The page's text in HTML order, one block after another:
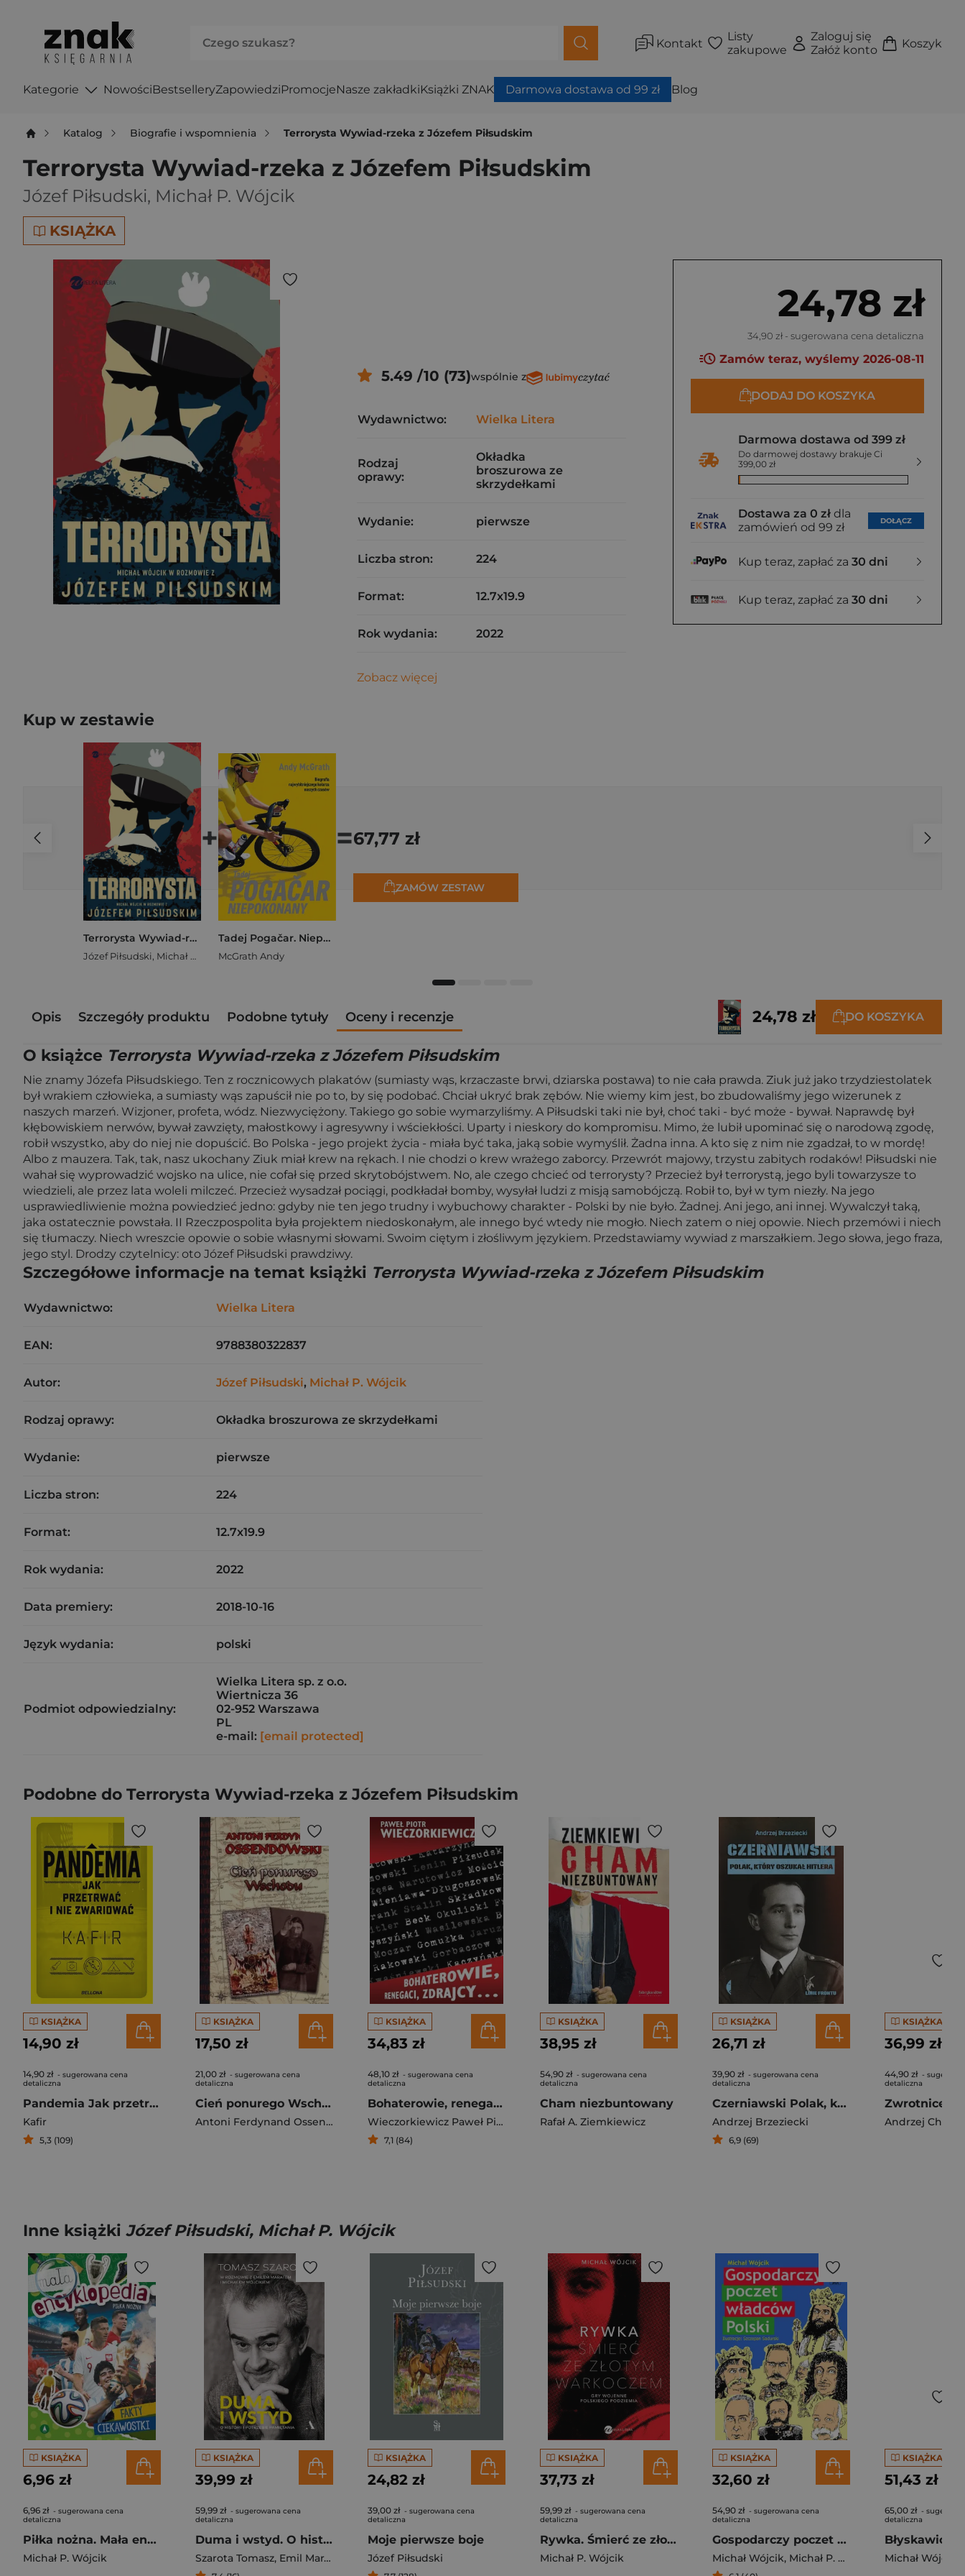
Kontakt
Listy
zakupowe
Zaloguj się
Załóż konto
Koszyk
Kategorie NowościBestselleryZapowiedziPromocjeNasze zakładkiKsiążki ZNAK Darmowa dostawa od 99 zł Blog
Katalog Biografie i wspomnienia Terrorysta Wywiad-rzeka z Józefem Piłsudskim
Terrorysta Wywiad-rzeka z Józefem Piłsudskim
Józef Piłsudski, Michał P. Wójcik
KSIĄŻKA
24,78 zł
34,90 zł - sugerowana cena detaliczna
Zamów teraz, wyślemy 2026-08-11
DODAJ DO KOSZYKA
Darmowa dostawa od 399 zł
Do darmowej dostawy brakuje Ci
399,00 zł
Dostawa za 0 zł dla
zamówień od 99 zł
DOŁĄCZ
Kup teraz, zapłać za 30 dni
Kup teraz, zapłać za 30 dni
5.49 /10 (73)wspólnie z
Wydawnictwo: Wielka Litera
Rodzaj
oprawy:
Okładka
broszurowa ze
skrzydełkami
Wydanie: pierwsze
Liczba stron: 224
Format: 12.7x19.9
Rok wydania: 2022
Zobacz więcej
Kup w zestawie
Terrorysta Wywiad-rzeka z Józefem Piłsudskim
Józef Piłsudski, Michał P. Wójcik
+
Tadej Pogačar. Niepokonany
McGrath Andy
=67,77 zł
ZAMÓW ZESTAW
Opis Szczegóły produktu Podobne tytuły Oceny i recenzje 24,78 zł DO KOSZYKA
O książce Terrorysta Wywiad-rzeka z Józefem Piłsudskim
Nie znamy Józefa Piłsudskiego. Ten z rocznicowych plakatów (sumiasty wąs, krzaczaste brwi, dziarska postawa) to nie cała prawda. Ziuk już jako trzydziestolatek
był wrakiem człowieka, a sumiasty wąs zapuścił nie po to, by się podobać. Chciał ukryć brak zębów. Nie wiemy kim jest, bo zbudowaliśmy jego wizerunek z
naszych marzeń. Wizjoner, profeta, wódz. Niezwyciężony. Takiego go sobie wymarzyliśmy. A Piłsudski taki nie był, choć taki - być może - bywał. Naprawdę był
kłębowiskiem nerwów, bywał zawzięty, małostkowy i agresywny i wściekłości. Uparty i nieskory do kompromisu. Mimo, że lubił upominać się o narodową zgodę,
robił wszystko, aby do niej nie dopuścić. Bo Polska - jego projekt życia - miała być taka, jaką sobie wymyślił. Żadna inna. A kto się z nim nie zgadzał, to w mordę!
Albo z mauzera. Tak, tak, nasz ukochany Ziuk miał krew na rękach. I nie chodzi o krew wrażego zaborcy. Przewrót majowy, trzystu zabitych rodaków! Piłsudski nie
wahał się wyprowadzić wojsko na ulice, nie cofał się przed skrytobójstwem. No, ale czego chcieć od terrorysty? Przecież był terrorystą, jego byli towarzysze to
wiedzieli, ale przez lata woleli milczeć. Przecież wysadzał pociągi, podkładał bomby, wysyłał ludzi z misją samobójczą. Robił to, był w tym niezły. Na jego
usprawiedliwienie można powiedzieć jedno: gdyby nie ten jego trudny i wybuchowy charakter - Polski by nie było. Żadnej. Ani jego, ani innej. Wywalczył taką,
jaka ostatecznie powstała. II Rzeczpospolita była projektem niedoskonałym, ale innego być wtedy nie mogło. Niech zatem o niej opowie. Niech przemówi i niech
się tłumaczy. Niech wreszcie opowie o sobie własnymi słowami. Swoim ciętym i złośliwym językiem. Przedstawiamy wywiad z marszałkiem. Jego słowa, jego fraza,
jego styl. Drodzy czytelnicy: oto Józef Piłsudski prawdziwy.
Szczegółowe informacje na temat książki Terrorysta Wywiad-rzeka z Józefem Piłsudskim
Wydawnictwo: Wielka Litera
EAN: 9788380322837
Autor: Józef Piłsudski, Michał P. Wójcik
Rodzaj oprawy: Okładka broszurowa ze skrzydełkami
Wydanie: pierwsze
Liczba stron: 224
Format: 12.7x19.9
Rok wydania: 2022
Data premiery: 2018-10-16
Język wydania: polski
Podmiot odpowiedzialny:
Wielka Litera sp. z o.o.
Wiertnicza 36
02-952 Warszawa
PL
e-mail: [email protected]
Podobne do Terrorysta Wywiad-rzeka z Józefem Piłsudskim
KSIĄŻKA
14,90 zł
14,90 zł - sugerowana cena
detaliczna
Pandemia Jak przetrwać i nie zwariować
Kafir
5,3 (109)
KSIĄŻKA
17,50 zł
21,00 zł - sugerowana cena
detaliczna
Cień ponurego Wschodu
Antoni Ferdynand Ossendowski
KSIĄŻKA
34,83 zł
48,10 zł - sugerowana cena
detaliczna
Bohaterowie, renegaci, zdrajcy…
Wieczorkiewicz Paweł Piotr
7,1 (84)
KSIĄŻKA
38,95 zł
54,90 zł - sugerowana cena
detaliczna
Cham niezbuntowany
Rafał A. Ziemkiewicz
KSIĄŻKA
26,71 zł
39,90 zł - sugerowana cena
detaliczna
Czerniawski Polak, który oszukał Hitlera
Andrzej Brzeziecki
6,9 (69)
KSIĄŻKA
36,99 zł
44,90 zł -
detaliczna
Andrzej
Inne książki Józef Piłsudski, Michał P. Wójcik
KSIĄŻKA
6,96 zł
6,96 zł - sugerowana cena
detaliczna
Piłka nożna. Mała encyklopedia
Michał P. Wójcik
KSIĄŻKA
39,99 zł
59,99 zł - sugerowana cena
detaliczna
Duma i wstyd. O historii i potrzebie pamiętania
Szarota Tomasz, Emil Marat Michał P. Wójcik
KSIĄŻKA
24,82 zł
39,00 zł - sugerowana cena
detaliczna
Moje pierwsze boje
Józef Piłsudski
KSIĄŻKA
37,73 zł
59,99 zł - sugerowana cena
detaliczna
Rywka. Śmierć ze złotym warkoczem. Gry wojenne polskiego podziemia
Michał P. Wójcik
KSIĄŻKA
32,60 zł
54,90 zł - sugerowana cena
detaliczna
Gospodarczy poczet władców Polski
Michał Wójcik, Michał P. Wójcik
KSIĄŻKA
51,43 zł
65,00 zł -
detaliczna
Michał Wójcik